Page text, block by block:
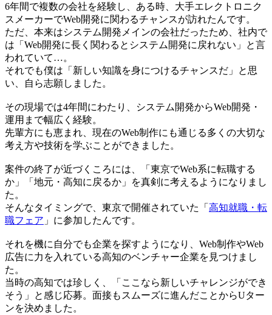
6年間で複数の会社を経験し、ある時、大手エレクトロニク
スメーカーでWeb開発に関わるチャンスが訪れたんです。
ただ、本来はシステム開発メインの会社だったため、社内で
は「Web開発に長く関わるとシステム開発に戻れない」と言
われていて…。
それでも僕は「新しい知識を身につけるチャンスだ」と思
い、自ら志願しました。
その現場では4年間にわたり、システム開発からWeb開発・
運用まで幅広く経験。
先輩方にも恵まれ、現在のWeb制作にも通じる多くの大切な
考え方や技術を学ぶことができました。
案件の終了が近づくころには、「東京でWeb系に転職する
か」「地元・高知に戻るか」を真剣に考えるようになりまし
た。
そんなタイミングで、東京で開催されていた「 高知就職・転
職フェア 」に参加したんです。
それを機に自分でも企業を探すようになり、Web制作やWeb
広告に力を入れている高知のベンチャー企業を見つけまし
た。
当時の高知では珍しく、「ここなら新しいチャレンジができ
そう」と感じ応募。面接もスムーズに進んだことからUター
ンを決めました。